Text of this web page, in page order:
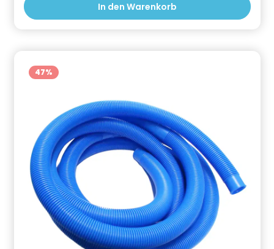
Sicherheit zu bieten. Durch die Seitlichen
Aussparungen kann es direkt in die Poolleiter
Badeerlebnis. Informationen zur Produktsicherheit
Hersteller/EU Verantwortliche Person:
In den Warenkorb
47%